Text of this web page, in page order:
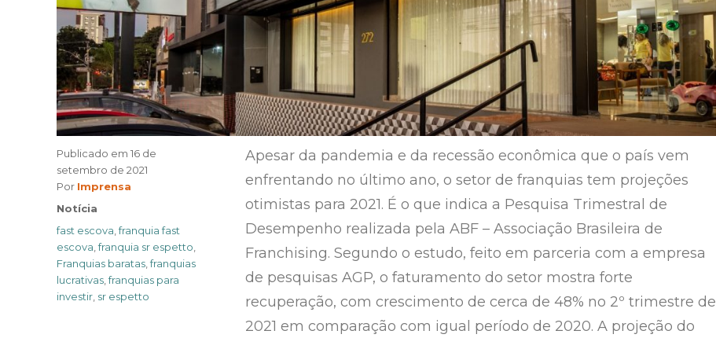
Apesar da pandemia e da recessão econômica que o país vem
enfrentando no último ano, o setor de franquias tem projeções
otimistas para 2021. É o que indica a Pesquisa Trimestral de
Desempenho realizada pela ABF – Associação Brasileira de
Franchising. Segundo o estudo, feito em parceria com a empresa
de pesquisas AGP, o faturamento do setor mostra forte
recuperação, com crescimento de cerca de 48% no 2º trimestre de
2021 em comparação com igual período de 2020. A projeção do
Publicado em 16 de
setembro de 2021
Por Author
Imprensa
Categories
Notícia
Tags
fast escova,franquia fast
escova,franquia sr espetto,
Franquias baratas,franquias
lucrativas,franquias para
investir, sr espetto